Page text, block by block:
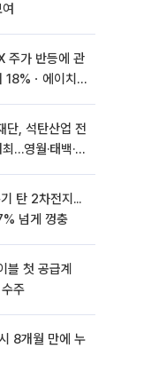
주가 반등에 관
18%ㆍ에이치
단, 석탄산업 전
…영월·태백·삼
탄 2차전지...
넘게 껑충
블 첫 공급계
주
8개월 만에 누